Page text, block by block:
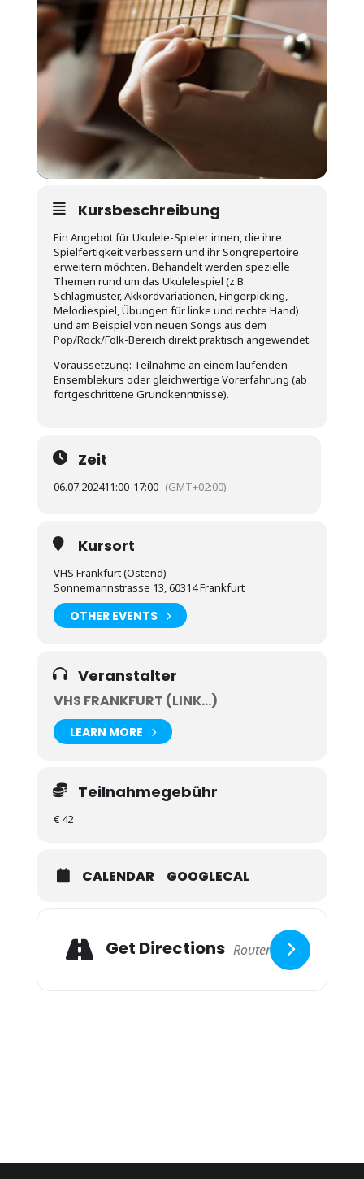
Kursbeschreibung
Ein Angebot für Ukulele-Spieler:innen, die ihre
Spielfertigkeit verbessern und ihr Songrepertoire
erweitern möchten. Behandelt werden spezielle
Themen rund um das Ukulelespiel (z.B.
Schlagmuster, Akkordvariationen, Fingerpicking,
Melodiespiel, Übungen für linke und rechte Hand)
und am Beispiel von neuen Songs aus dem
Pop/Rock/Folk-Bereich direkt praktisch angewendet.
Voraussetzung: Teilnahme an einem laufenden
Ensemblekurs oder gleichwertige Vorerfahrung (ab
fortgeschrittene Grundkenntnisse).
Zeit
06.07.202411:00-17:00 (GMT+02:00)
Kursort
VHS Frankfurt (Ostend)
Sonnemannstrasse 13, 60314 Frankfurt
OTHER EVENTS
Veranstalter
VHS FRANKFURT (LINK...)
LEARN MORE
Teilnahmegebühr
€ 42
CALENDAR GOOGLECAL
Get Directions